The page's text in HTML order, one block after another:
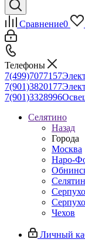
Сравнение0
Телефоны
7(499)7077157
7(901)3820177
7(901)3328996
Селятино
Назад
Города
Москва
Наро-
Чехов
Личный